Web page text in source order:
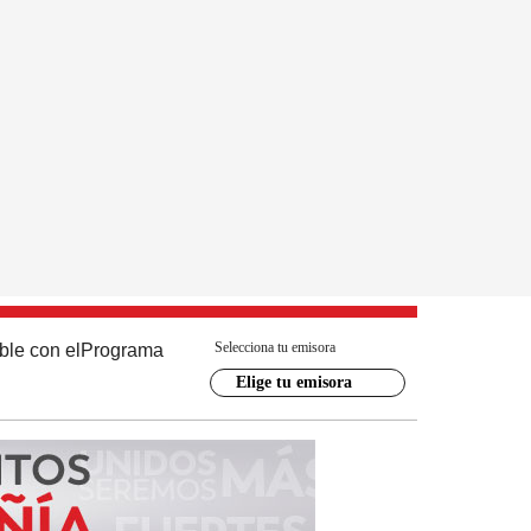
con el Programa Selecciona tu emisora
Elige tu emisora